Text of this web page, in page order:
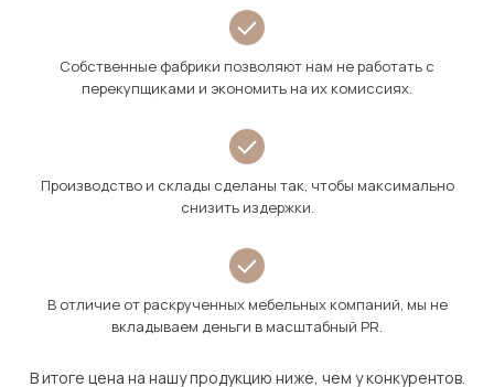
Собственные фабрики позволяют нам не работать с
перекупщиками и экономить на их комиссиях.
Производство и склады сделаны так, чтобы максимально
снизить издержки.
В отличие от раскрученных мебельных компаний, мы не
вкладываем деньги в масштабный PR.
В итоге цена на нашу продукцию ниже, чем у конкурентов.